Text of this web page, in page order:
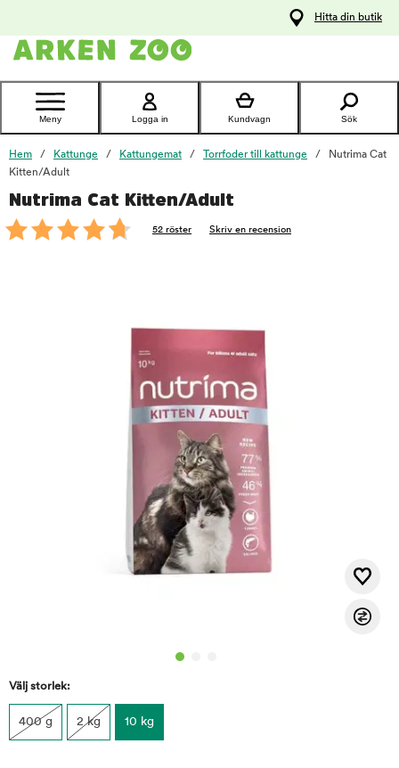
Kontakta
Hitta din butik
Meny Logga in Kundvagn Sök
Hem Kattunge Kattungemat Torrfoder till kattunge
Nutrima Cat
Kitten/Adult
Nutrima Cat Kitten/Adult
52 röster Skriv en recension
Välj storlek:
400 g 2 kg 10 kg
foo